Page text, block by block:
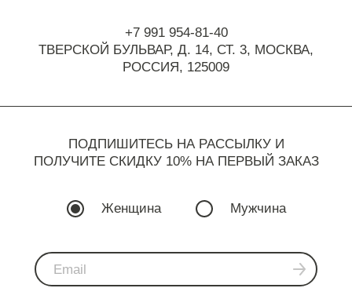
+7 991 954-81-40
ТВЕРСКОЙ БУЛЬВАР, Д. 14, СТ. 3, МОСКВА,
РОССИЯ, 125009
ПОДПИШИТЕСЬ НА РАССЫЛКУ И
ПОЛУЧИТЕ СКИДКУ 10% НА ПЕРВЫЙ ЗАКАЗ
Женщина Мужчина